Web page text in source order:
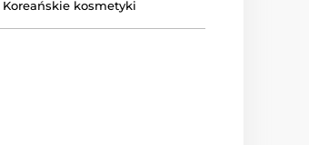
Koreańskie kosmetyki